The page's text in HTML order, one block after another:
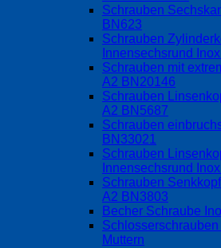
Schrauben
BN623
Schrauben
Innensechsrund
Schrauben mit
A2 BN20146
Schrauben
A2 BN5687
Schrauben
BN33021
Schrauben
Innensechsrund
Schrauben
A2 BN3803
Becher Schraube
Muttern